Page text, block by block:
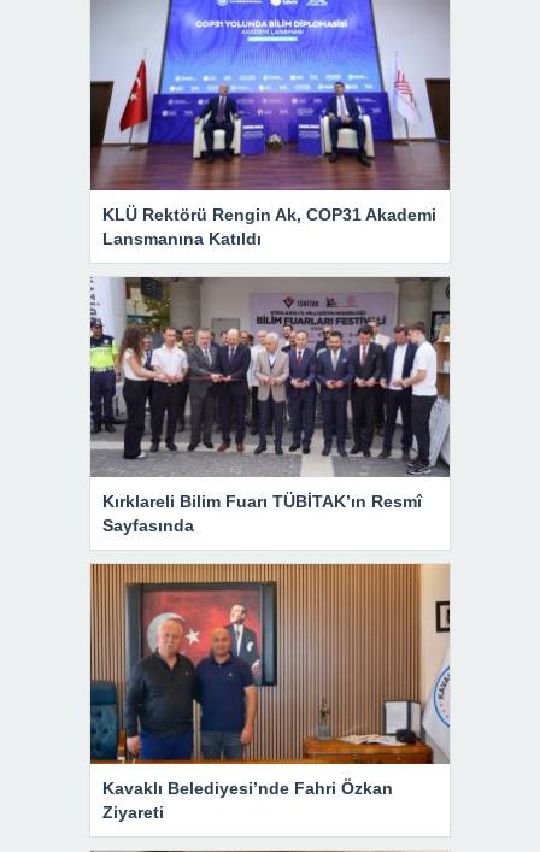
KLÜ Rektörü Rengin Ak, COP31 Akademi
Lansmanına Katıldı
Kırklareli Bilim Fuarı TÜBİTAK’ın Resmî
Sayfasında
Kavaklı Belediyesi’nde Fahri Özkan
Ziyareti